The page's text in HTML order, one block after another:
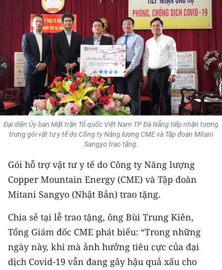
THỂ THAO
GIÁO DỤC
Y TẾ
KHOA HỌC - CÔNG NGHỆ
MÔI TRƯỜNG
BẠN ĐỌC
KIỂM CHỨNG THÔNG TIN
TRI THỨC CHUYÊN SÂU
54 DÂN TỘC VIỆT NAM
CHƯƠNG TRÌNH OCOP - MỖI XÃ
MỘT SẢN PHẨM
RADIO
Đại diện Ủy ban Mặt trận Tổ quốc Việt Nam TP Đà Nẵng tiếp nhận tượng
trưng gói vật tư y tế do Công ty Năng lượng CME và Tập đoàn Mitani
Sangyo trao tặng.
Gói hỗ trợ vật tư y tế do Công ty Năng lượng
Copper Mountain Energy (CME) và Tập đoàn
Mitani Sangyo (Nhật Bản) trao tặng.
Chia sẻ tại lễ trao tặng, ông Bùi Trung Kiên,
Tổng Giám đốc CME phát biểu: “Trong những
ngày này, khi mà ảnh hưởng tiêu cực của đại
dịch Covid-19 vẫn đang gây hậu quả xấu cho